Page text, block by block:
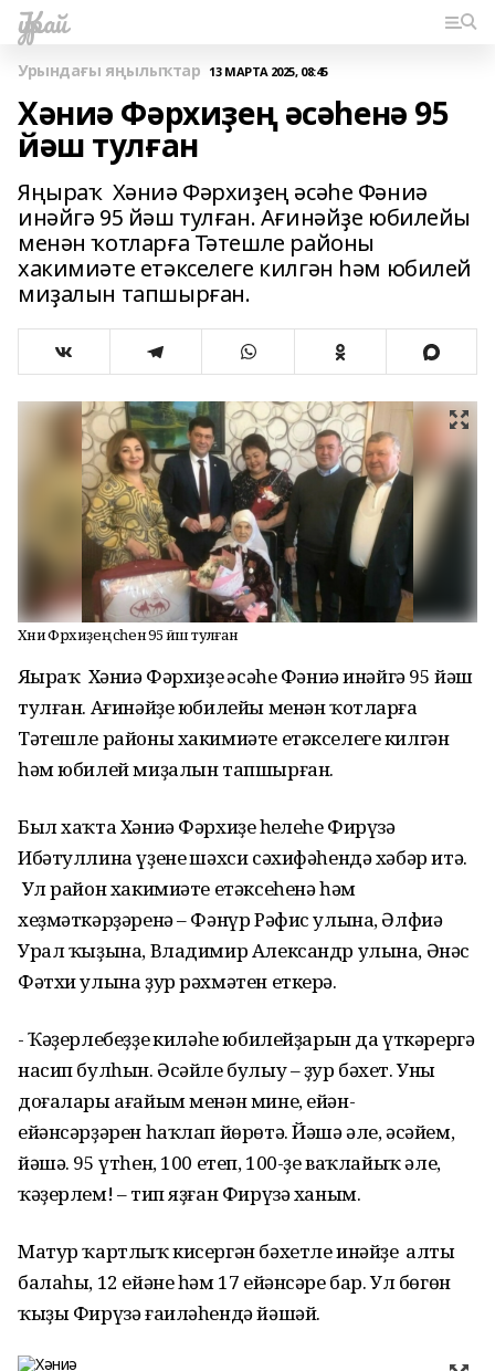
Ҡурай
Урындағы яңылыҡтар 13 МАРТА 2025, 08:45
Хәниә Фәрхиҙең әсәһенә 95
йәш тулған
Яңыраҡ Хәниә Фәрхиҙең әсәһе Фәниә
инәйгә 95 йәш тулған. Ағинәйҙе юбилейы
менән ҡотларға Тәтешле районы
хакимиәте етәкселеге килгән һәм юбилей
миҙалын тапшырған.
Хәниә Фәрхиҙең әсәһенә 95 йәш тулған
Яңыраҡ Хәниә Фәрхиҙең әсәһе Фәниә инәйгә 95 йәш
тулған. Ағинәйҙе юбилейы менән ҡотларға
Тәтешле районы хакимиәте етәкселеге килгән
һәм юбилей миҙалын тапшырған.
Был хаҡта Хәниә Фәрхиҙең һеңлеһе Фирүзә
Ибәтуллина үҙенең шәхси сәхифәһендә хәбәр итә.
Ул район хакимиәте етәксеһенә һәм
хеҙмәткәрҙәренә – Фәнүр Рәфис улына, Әлфиә
Урал ҡыҙына, Владимир Александр улына, Әнәс
Фәтхи улына ҙур рәхмәтен еткерә.
- Ҡәҙерлебеҙҙең киләһе юбилейҙарын да үткәрергә
насип булһын. Әсәйле булыу – ҙур бәхет. Уның
доғалары ағайым менән мине, ейән-
ейәнсәрҙәрен һаҡлап йөрөтә. Йәшә әле, әсәйем,
йәшә. 95 үтһен, 100 етеп, 100-ҙе ваҡлайыҡ әле,
ҡәҙерлем! – тип яҙған Фирүзә ханым.
Матур ҡартлыҡ кисергән бәхетле инәйҙең алты
балаһы, 12 ейәне һәм 17 ейәнсәре бар. Ул бөгөн
ҡыҙы Фирүзә ғаиләһендә йәшәй.